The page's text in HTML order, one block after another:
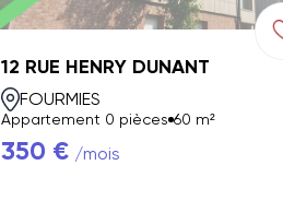
12 RUE HENRY DUNANT
FOURMIES
Appartement 0 pièces 60 m²
350 € /mois